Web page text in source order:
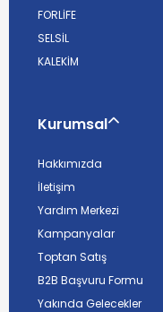
FORLİFE
SELSİL
KALEKİM
Kurumsal
Hakkımızda
İletişim
Yardım Merkezi
Kampanyalar
Toptan Satış
B2B Başvuru Formu
Yakında Gelecekler